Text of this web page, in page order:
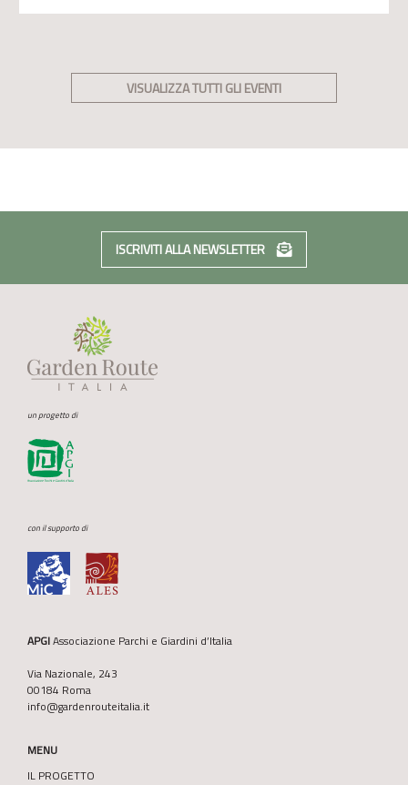
VISUALIZZA TUTTI GLI EVENTI
ISCRIVITI ALLA NEWSLETTER
un progetto di
con il supporto di
APGIAssociazione Parchi e Giardini d’Italia
Via Nazionale, 243
00184 Roma
info@gardenrouteitalia.it
MENU
IL PROGETTO